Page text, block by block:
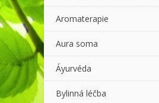
Aromaterapie
Aura soma
Áyurvéda
Bylinná léčba